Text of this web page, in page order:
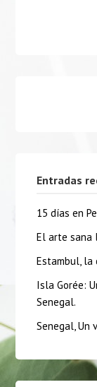
Entradas
15 días en
El arte sana
Estambul, la
Isla Gorée:
Senegal.
Senegal, Un